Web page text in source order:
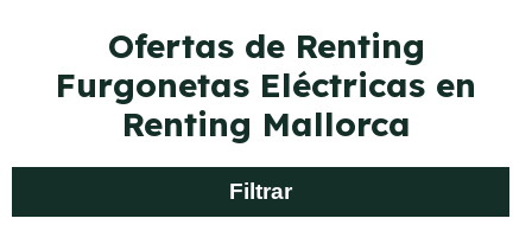
Ofertas de Renting
Furgonetas Eléctricas en
Renting Mallorca
Filtrar